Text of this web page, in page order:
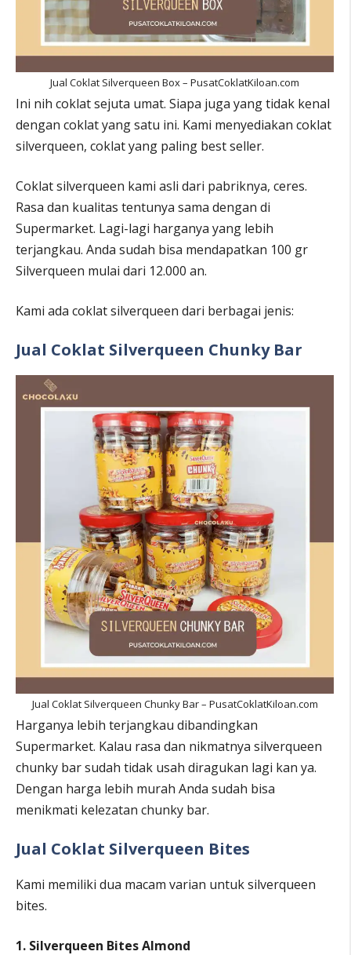
Jual Coklat Silverqueen Box – PusatCoklatKiloan.com
Ini nih coklat sejuta umat. Siapa juga yang tidak kenal
dengan coklat yang satu ini. Kami menyediakan coklat
silverqueen, coklat yang paling best seller.
Coklat silverqueen kami asli dari pabriknya, ceres.
Rasa dan kualitas tentunya sama dengan di
Supermarket. Lagi-lagi harganya yang lebih
terjangkau. Anda sudah bisa mendapatkan 100 gr
Silverqueen mulai dari 12.000 an.
Kami ada coklat silverqueen dari berbagai jenis:
Jual Coklat Silverqueen Chunky Bar
Jual Coklat Silverqueen Chunky Bar – PusatCoklatKiloan.com
Harganya lebih terjangkau dibandingkan
Supermarket. Kalau rasa dan nikmatnya silverqueen
chunky bar sudah tidak usah diragukan lagi kan ya.
Dengan harga lebih murah Anda sudah bisa
menikmati kelezatan chunky bar.
Jual Coklat Silverqueen Bites
Kami memiliki dua macam varian untuk silverqueen
bites.
1. Silverqueen Bites Almond